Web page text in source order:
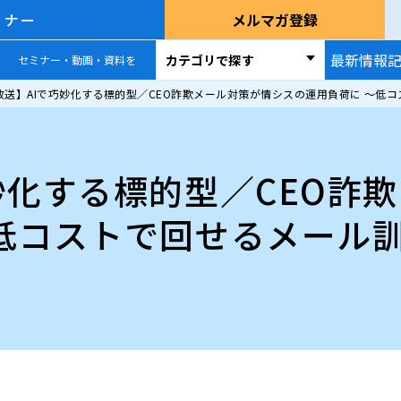
ー メルマガ登録
セミナー・動画・資料を カテゴリで探す 最新情報
送】AIで巧妙化する標的型／CEO詐欺メール対策が情シスの運用負荷に ～低
する標的型／CEO詐
コストで回せるメール